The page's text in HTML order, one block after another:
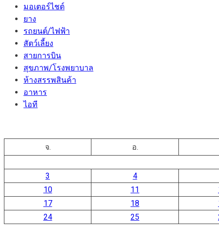
มอเตอร์ไชต์
ยาง
รถยนต์/ไฟฟ้า
สัตว์เลี้ยง
สายการบิน
สุขภาพ/โรงพยาบาล
ห้างสรรพสินค้า
อาหาร
ไอที
จ. อ.
3
4
10
11
17
18
24
25